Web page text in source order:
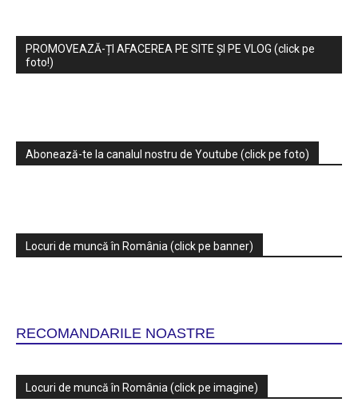
PROMOVEAZĂ-ȚI AFACEREA PE SITE ȘI PE VLOG (click pe
foto!)
Abonează-te la canalul nostru de Youtube (click pe foto)
Locuri de muncă în România (click pe banner)
RECOMANDARILE NOASTRE
Locuri de muncă în România (click pe imagine)